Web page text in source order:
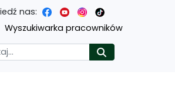
nas:
Wyszukiwarka pracowników